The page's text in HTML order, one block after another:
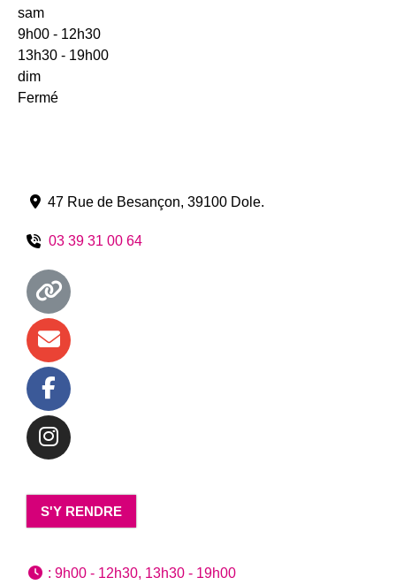
sam
9h00 - 12h30
13h30 - 19h00
dim
Fermé
47 Rue de Besançon, 39100 Dole.
03 39 31 00 64
S'Y RENDRE
: 9h00 - 12h30, 13h30 - 19h00